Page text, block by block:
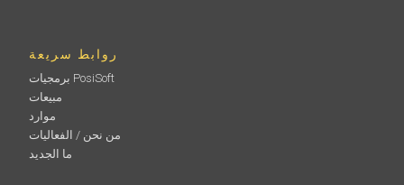
روابط سريعة
برمجيات PosiSoft
مبيعات
موارد
من نحن / الفعاليات
ما الجديد